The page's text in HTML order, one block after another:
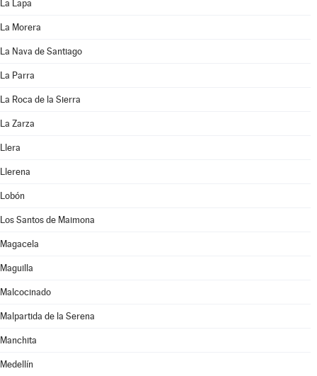
La Lapa
La Morera
La Nava de Santiago
La Parra
La Roca de la Sierra
La Zarza
Llera
Llerena
Lobón
Los Santos de Maimona
Magacela
Maguilla
Malcocinado
Malpartida de la Serena
Manchita
Medellín